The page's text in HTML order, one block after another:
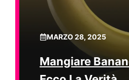
MARZO 28, 2025
Mangiare